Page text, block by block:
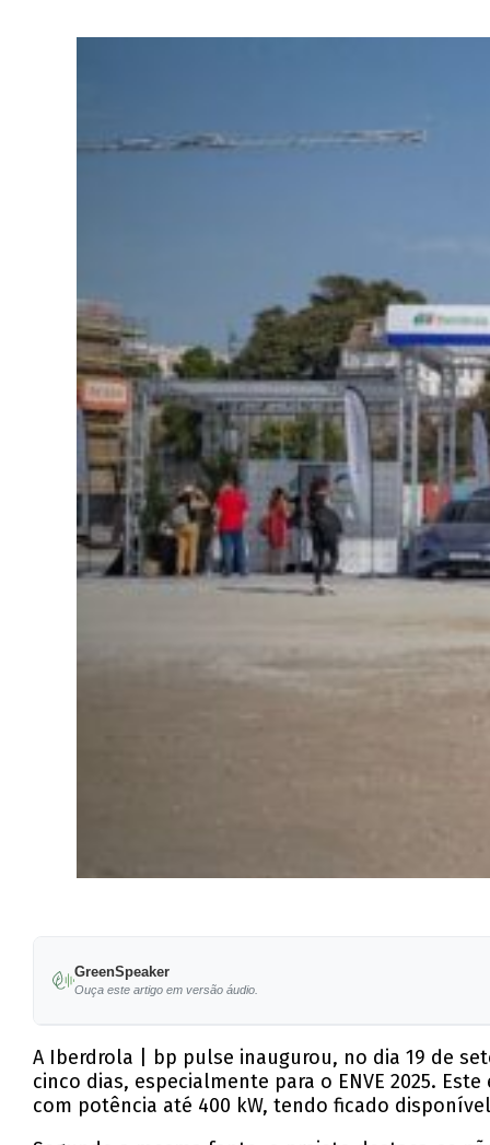
GreenSpeaker
Ouça este artigo em versão áudio.
A Iberdrola | bp pulse inaugurou, no dia 19 de
cinco dias, especialmente para o ENVE 2025.
com potência até 400 kW, tendo ficado